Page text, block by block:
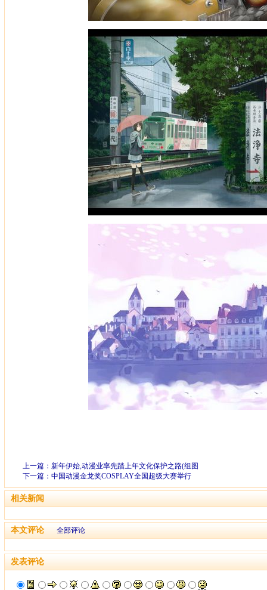
上一篇： 新年伊始,动漫业率先踏上年文化保护之路(组图
下一篇： 中国动漫金龙奖COSPLAY全国超级大赛举行
相关新闻
本文评论 全部评论
发表评论